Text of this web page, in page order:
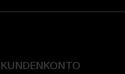
KUNDENKONTO